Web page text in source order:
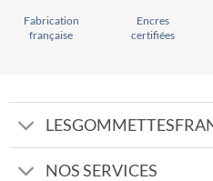
Fabrication
française
Encres
certifiées
NOS SERVICES